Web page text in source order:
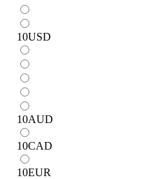
10USD
10AUD
10CAD
10EUR